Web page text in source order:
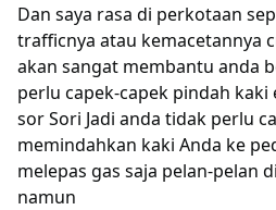
Dan saya rasa di perkotaan
trafficnya atau kemacetannya
akan sangat membantu anda
perlu capek-capek pindah
sor Sori Jadi anda tidak perlu
memindahkan kaki Anda ke
melepas gas saja pelan-pelan
namun